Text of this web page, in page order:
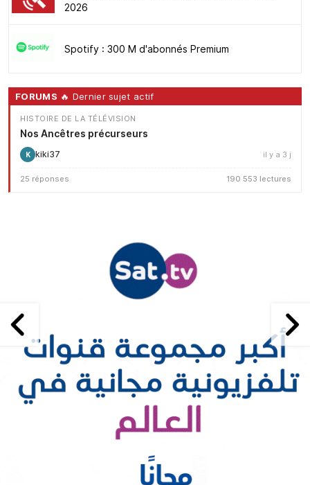
2026
Spotify : 300 M d'abonnés Premium
FORUMS 🔥 Dernier sujet actif
HISTOIRE DE LA TÉLÉVISION
Nos Ancêtres précurseurs
K kiki37 il y a 3 j
25 réponses 190 553 lectures